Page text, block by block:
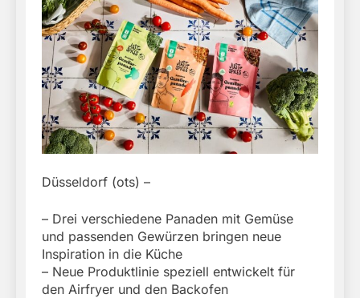
Düsseldorf (ots) –
– Drei verschiedene Panaden mit Gemüse
und passenden Gewürzen bringen neue
Inspiration in die Küche
– Neue Produktlinie speziell entwickelt für
den Airfryer und den Backofen